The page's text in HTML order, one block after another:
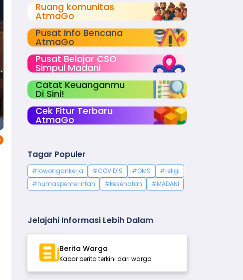
Ruang komunitas
AtmaGo
Pusat Info Bencana
AtmaGo
Pusat Belajar CSO
Simpul Madani
Catat Keuanganmu
Di Sini!
Cek Fitur Terbaru
AtmaGo
Tagar Populer
#lowongankerja #COVID19 #OMS
#religi
#humaspemerintah
#kesehatan #MADANI
Jelajahi Informasi Lebih Dalam
Berita Warga
Kabar berita terkini dari warga